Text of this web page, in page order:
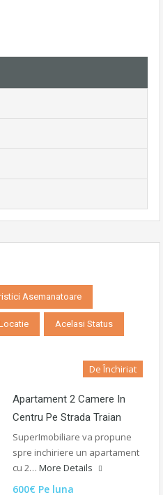
Asemanatoare
Acelasi Status
De Închiriat
Apartament 2 Camere In
Centru Pe Strada Traian
SuperImobiliare va propune
spre inchiriere un apartament
cu 2… More Details
600€ Pe luna